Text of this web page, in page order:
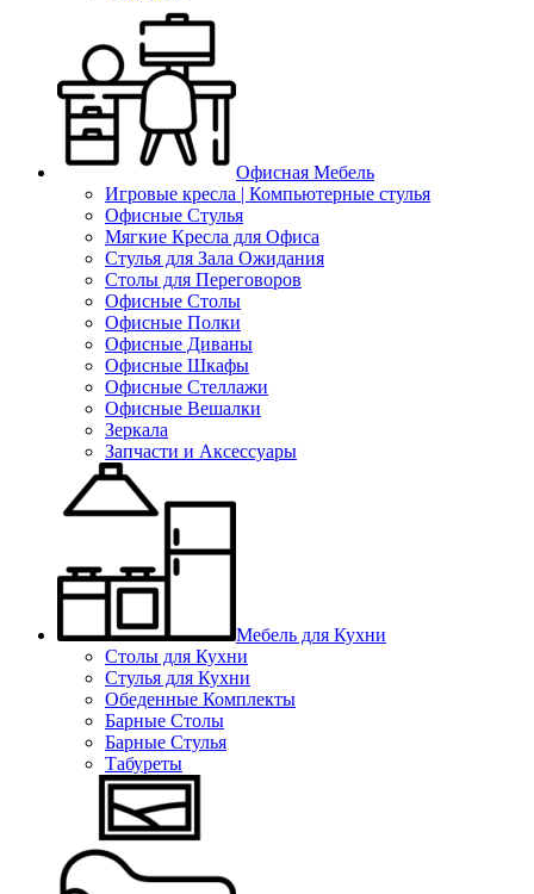
Офисная Мебель
Игровые кресла | Компьютерные стулья
Офисные Стулья
Мягкие Кресла для Офиса
Стулья для Зала Ожидания
Столы для Переговоров
Офисные Столы
Офисные Полки
Офисные Диваны
Офисные Шкафы
Офисные Стеллажи
Офисные Вешалки
Зеркала
Запчасти и Аксессуары
Мебель для Кухни
Столы для Кухни
Стулья для Кухни
Обеденные Комплекты
Барные Столы
Барные Стулья
Табуреты